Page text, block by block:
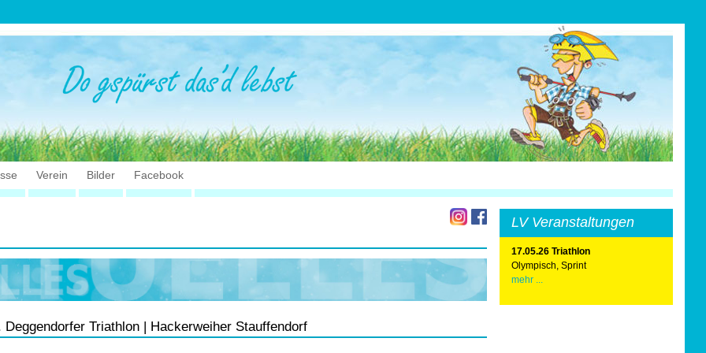
Verein Bilder Facebook
Deggendorfer Triathlon | Hackerweiher Stauffendorf
LV Veranstaltungen
17.05.26 Triathlon
Olympisch, Sprint
mehr ...